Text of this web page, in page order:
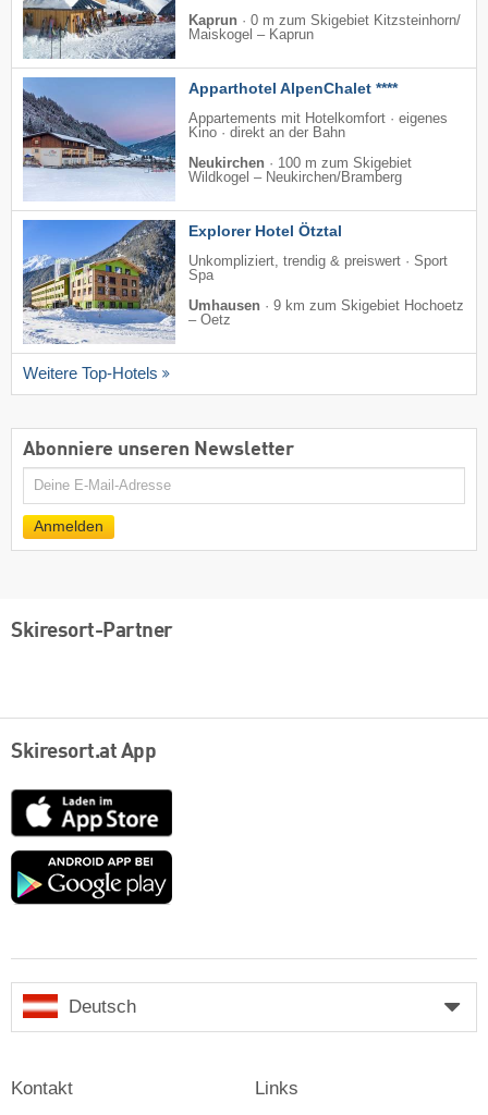
Kaprun · 0 m zum Skigebiet Kitzsteinhorn/​
Maiskogel – Kaprun
Apparthotel AlpenChalet ****
Appartements mit Hotelkomfort · eigenes
Kino · direkt an der Bahn
Neukirchen · 100 m zum Skigebiet
Wildkogel – Neukirchen/​Bramberg
Explorer Hotel Ötztal
Unkompliziert, trendig & preiswert · Sport
Spa
Umhausen · 9 km zum Skigebiet Hochoetz
– Oetz
Weitere Top-Hotels
Abonniere unseren Newsletter
E-
Mail
Anmelden
Skiresort-Partner
Skiresort.at App
App
Store
Google
Deutsch
Kontakt Links